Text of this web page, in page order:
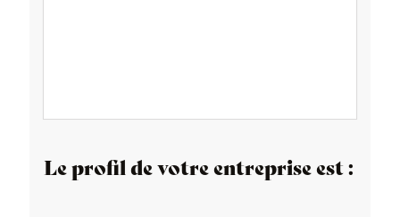
Le profil de votre entreprise est :